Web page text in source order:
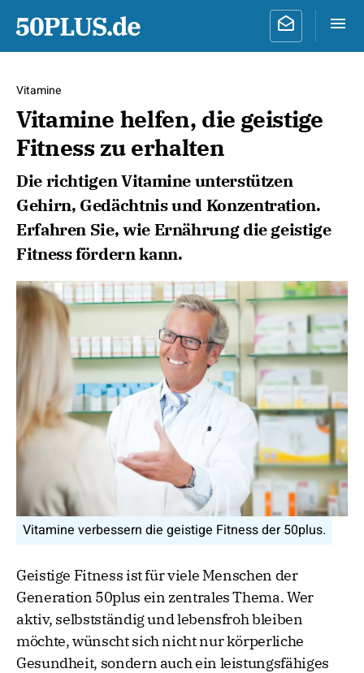
Vitamine
Vitamine helfen, die geistige
Fitness zu erhalten
Die richtigen Vitamine unterstützen
Gehirn, Gedächtnis und Konzentration.
Erfahren Sie, wie Ernährung die geistige
Fitness fördern kann.
Vitamine verbessern die geistige Fitness der 50plus.
Geistige Fitness ist für viele Menschen der
Generation 50plus ein zentrales Thema. Wer
aktiv, selbstständig und lebensfroh bleiben
möchte, wünscht sich nicht nur körperliche
Gesundheit, sondern auch ein leistungsfähiges